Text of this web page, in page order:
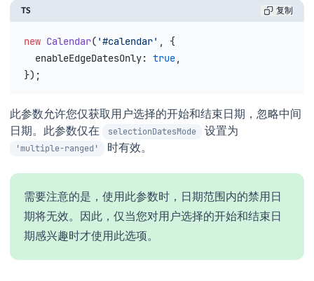
TS 复制
new Calendar( '#calendar' , {
  enableEdgeDatesOnly
: true,
});
此参数允许您仅获取用户选择的开始和结束日期，忽略中间
日期。此参数仅在
selectionDatesMode
设置为
'multiple-ranged'
时有效。
需要注意的是，使用此参数时，日期范围内的禁用日
期将无效。因此，仅当您对用户选择的开始和结束日
期感兴趣时才使用此选项。